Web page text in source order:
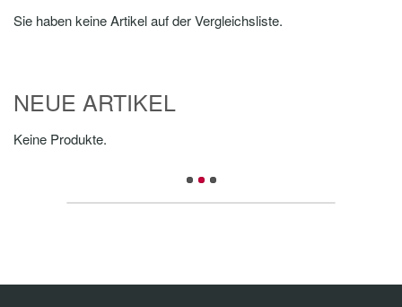
Sie haben keine Artikel auf der Vergleichsliste.
NEUE ARTIKEL
Keine Produkte.